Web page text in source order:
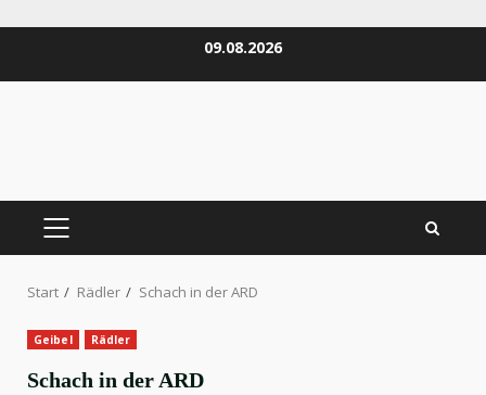
09.08.2026
PRIMÄRES
Start Rädler Schach in der ARD
Geibel Rädler
Schach in der ARD